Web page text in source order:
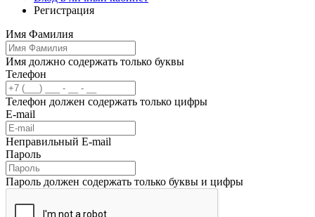
Регистрация
Имя Фамилия
Имя должно содержать только буквы
Телефон
Телефон должен содержать только цифры
E-mail
Неправильный E-mail
Пароль
Пароль должен содержать только буквы и цифры